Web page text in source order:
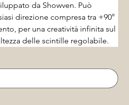
da Showven. Può
direzione compresa tra +90°
per una creatività infinita sul
delle scintille regolabile.